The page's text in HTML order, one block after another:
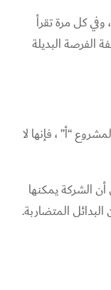
وفي كل مرة تقرأ
الفرصة البديلة
“أ” ، فإنها لا
الشركة يمكنها
المتضاربة.